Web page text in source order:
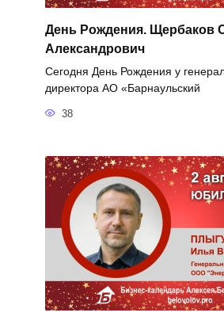
День Рождения. Щербаков
Александрович
Сегодня День Рождения у
директора АО «Барнаульский
38